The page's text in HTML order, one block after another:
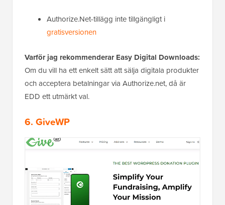
Authorize.Net-tillägg inte tillgängligt i
gratisversionen
Varför jag rekommenderar Easy Digital Downloads:
Om du vill ha ett enkelt sätt att sälja digitala produkter
och acceptera betalningar via Authorize.net, då är
EDD ett utmärkt val.
6. GiveWP